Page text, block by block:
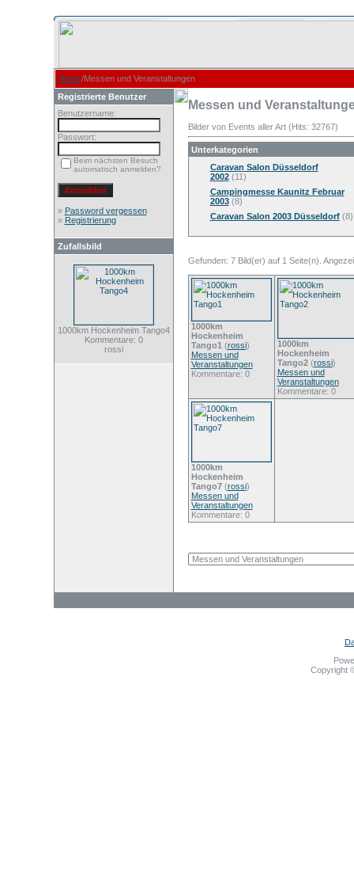
Home/Messen und Veranstaltungen
Registrierte Benutzer
Benutzername:
Passwort:
Beim nächsten Besuch
automatisch anmelden?
» Password vergessen
» Registrierung
Zufallsbild
1000km Hockenheim Tango4
Kommentare: 0
rossi
Messen und
Bilder von Events aller Art (Hits: 32767)
Unterkategorien
Caravan Salon Düsseldorf
2002(11)
Campingmesse Kaunitz Februar
2003(8)
Caravan Salon 2003 Düsseldorf(8)
Gefunden: 7 Bild(er) auf 1 Seite(n).
1000km
Hockenheim
Tango1 (rossi)
Messen und
Veranstaltungen
Kommentare: 0
1000km
Hockenheim
Tango2(rossi)
Messen und
Veranstaltungen
Kommentare: 0
1000km
Hockenheim
Tango7(rossi)
Messen und
Veranstaltungen
Kommentare: 0
Copyright